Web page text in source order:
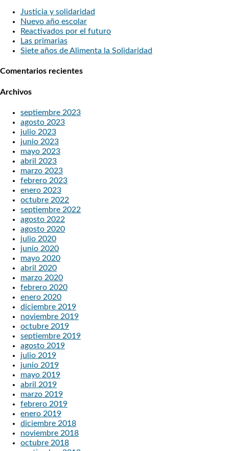
Justicia y solidaridad
Nuevo año escolar
Reactivados por el futuro
Las primarias
Siete años de Alimenta la Solidaridad
Comentarios recientes
Archivos
septiembre 2023
agosto 2023
julio 2023
junio 2023
mayo 2023
abril 2023
marzo 2023
febrero 2023
enero 2023
octubre 2022
septiembre 2022
agosto 2022
agosto 2020
julio 2020
junio 2020
mayo 2020
abril 2020
marzo 2020
febrero 2020
enero 2020
diciembre 2019
noviembre 2019
octubre 2019
septiembre 2019
agosto 2019
julio 2019
junio 2019
mayo 2019
abril 2019
marzo 2019
febrero 2019
enero 2019
diciembre 2018
noviembre 2018
octubre 2018